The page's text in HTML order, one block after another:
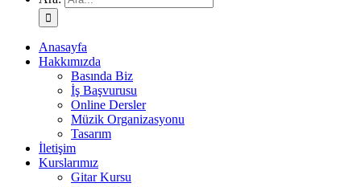
Anasayfa
Hakkımızda
Basında Biz
İş Başvurusu
Online Dersler
Müzik Organizasyonu
Tasarım
İletişim
Kurslarımız
Gitar Kursu